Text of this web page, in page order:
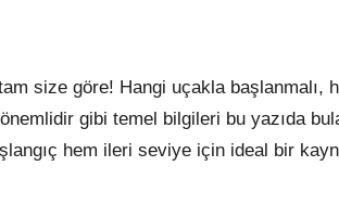
size göre! Hangi uçakla başlanmalı,
gibi temel bilgileri bu yazıda
hem ileri seviye için ideal bir